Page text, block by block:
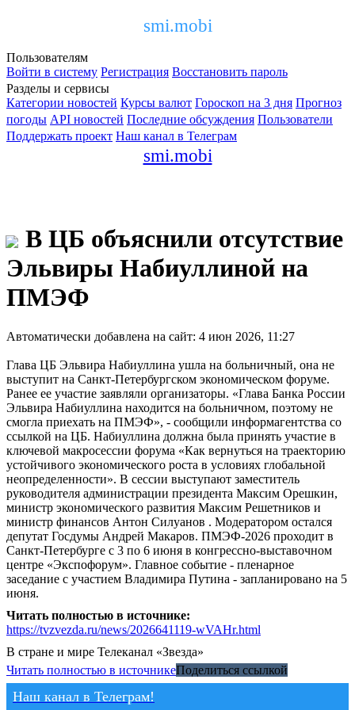
smi.mobi
Пользователям
Войти в систему Регистрация Восстановить пароль
Разделы и сервисы
Категории новостей Курсы валют Гороскоп на 3 дня Прогноз
погоды API новостей Последние обсуждения Пользователи
Поддержать проект Наш канал в Телеграм
smi.mobi
В ЦБ объяснили отсутствие
Эльвиры Набиуллиной на
ПМЭФ
Автоматически добавлена на сайт: 4 июн 2026, 11:27
Глава ЦБ Эльвира Набиуллина ушла на больничный, она не
выступит на Санкт-Петербургском экономическом форуме.
Ранее ее участие заявляли организаторы. «Глава Банка России
Эльвира Набиуллина находится на больничном, поэтому не
смогла приехать на ПМЭФ», - сообщили информагентства со
ссылкой на ЦБ. Набиуллина должна была принять участие в
ключевой макросессии форума «Как вернуться на траекторию
устойчивого экономического роста в условиях глобальной
неопределенности». В сессии выступают заместитель
руководителя администрации президента Максим Орешкин,
министр экономического развития Максим Решетников и
министр финансов Антон Силуанов . Модератором остался
депутат Госдумы Андрей Макаров. ПМЭФ-2026 проходит в
Санкт-Петербурге с 3 по 6 июня в конгрессно-выставочном
центре «Экспофорум». Главное событие - пленарное
заседание с участием Владимира Путина - запланировано на 5
июня.
Читать полностью в источнике:
https://tvzvezda.ru/news/2026641119-wVAHr.html
В стране и мире Телеканал «Звезда»
Читать полностью в источникеПоделиться ссылкой
Наш канал в Телеграм!